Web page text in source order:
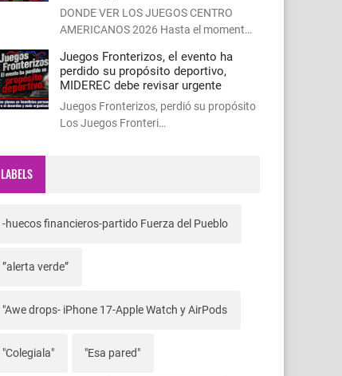
DONDE VER LOS JUEGOS CENTRO
AMERICANOS 2026 Hasta el moment…
Juegos Fronterizos, el evento ha
perdido su propósito deportivo,
MIDEREC debe revisar urgente
Juegos Fronterizos, perdió su propósito
Los Juegos Fronteri…
LABELS
-huecos financieros-partido Fuerza del Pueblo
”alerta verde”
"Awe drops- iPhone 17-Apple Watch y AirPods
"Colegiala" "Esa pared"